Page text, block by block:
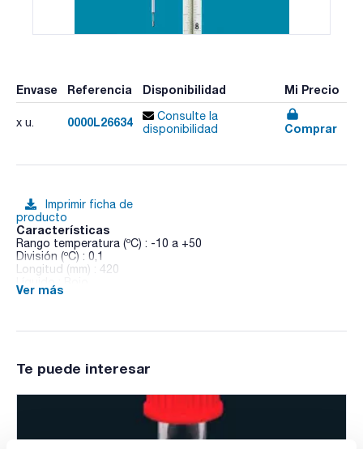
Envase Referencia Disponibilidad Mi Precio
x u. 0000L26634
Consulte la
disponibilidad
Comprar
Imprimir ficha de
producto
Características
Rango temperatura (ºC) : -10 a +50
División (ºC) : 0,1
Longitud (mm) : 420
Pack (u.) : 1
Ver más
Te puede interesar